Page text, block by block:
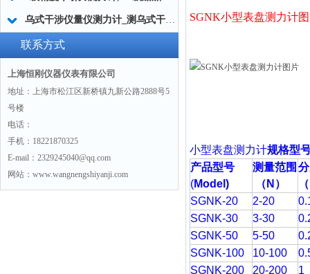
乌式干涉仪量仪测力计_测乌式干涉仪用的量仪测力计
联系方式
上海恒刚仪器仪表有限公司
地址：上海市松江区新桥镇九新公路2888号5
号楼
电话：
手机：18221870325
E-mail：2329245040@qq.com
网站：www.wangnengshiyanji.com
SGNK小型表盘测力计
小型表盘测力计规格型
产品型号
(Model)
测量范围
（ N ）
SGNK-20
2-20
SGNK-30
3-30
SGNK-50
5-50
SGNK-100
10-100
SGNK-200
20-200
1